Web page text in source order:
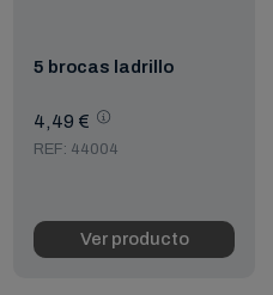
5 brocas ladrillo
4,49 €
REF: 44004
Ver producto